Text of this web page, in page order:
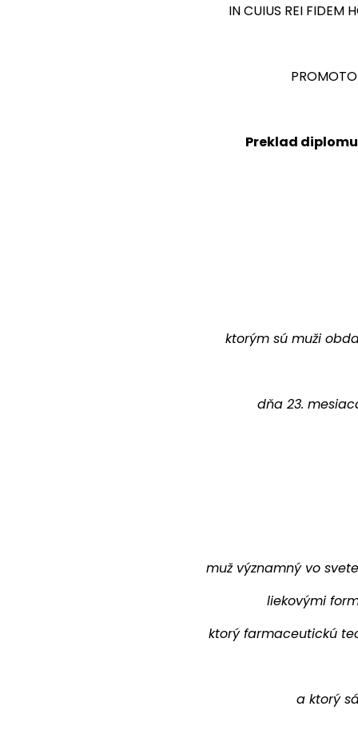
IN CUIUS REI FIDEM
Preklad
ktorým sú muži
dňa 23.
muž významný vo
liekovými
ktorý farmaceutickú
a ktorý